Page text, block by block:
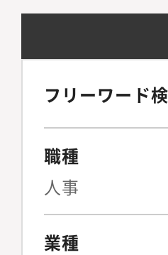
フリーワード
職種
人事
業種